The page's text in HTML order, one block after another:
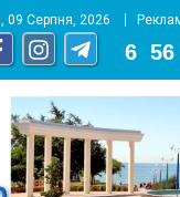
09 Серпня, 2026
6 56
портал города